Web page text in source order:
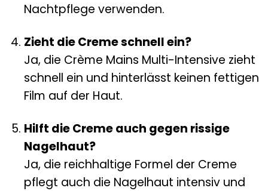
Nachtpflege verwenden.
Zieht die Creme schnell ein?
Ja, die Crème Mains Multi-Intensive zieht
schnell ein und hinterlässt keinen fettigen
Film auf der Haut.
Hilft die Creme auch gegen rissige
Nagelhaut?
Ja, die reichhaltige Formel der Creme
pflegt auch die Nagelhaut intensiv und